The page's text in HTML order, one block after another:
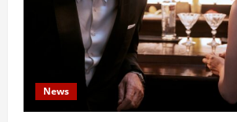
News